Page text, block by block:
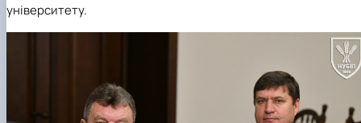
університету.